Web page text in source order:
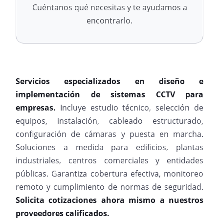
Cuéntanos qué necesitas y te ayudamos a
encontrarlo.
Servicios especializados en diseño e
implementación de sistemas CCTV para
empresas. Incluye estudio técnico, selección de
equipos, instalación, cableado estructurado,
configuración de cámaras y puesta en marcha.
Soluciones a medida para edificios, plantas
industriales, centros comerciales y entidades
públicas. Garantiza cobertura efectiva, monitoreo
remoto y cumplimiento de normas de seguridad.
Solicita cotizaciones ahora mismo a nuestros
proveedores calificados.